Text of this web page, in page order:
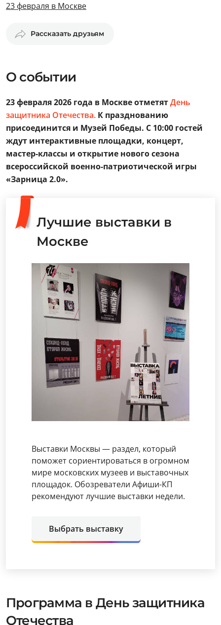
23 февраля в Москве
Рассказать друзьям
О событии
23 февраля 2026 года в Москве отметятДень
защитника Отечества. К празднованию
присоединится и Музей Победы. С 10:00 гостей
ждут интерактивные площадки, концерт,
мастер-классы и открытие нового сезона
всероссийской военно-патриотической игры
«Зарница 2.0».
Лучшие выставки в
Москве
Выставки Москвы — раздел, который
поможет сориентироваться в огромном
мире московских музеев и выставочных
площадок. Обозреватели Афиши-КП
рекомендуют лучшие выставки недели.
Выбрать выставку
Программа в День защитника
Отечества